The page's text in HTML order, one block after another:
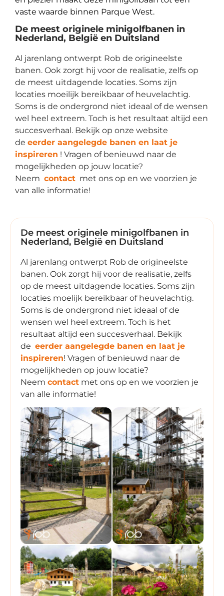
vaste waarde binnen Parque West.
De meest originele minigolfbanen in
Nederland, België en Duitsland
Al jarenlang ontwerpt Rob de origineelste
banen. Ook zorgt hij voor de realisatie, zelfs op
de meest uitdagende locaties. Soms zijn
locaties moeilijk bereikbaar of heuvelachtig.
Soms is de ondergrond niet ideaal of de wensen
wel heel extreem. Toch is het resultaat altijd een
succesverhaal. Bekijk op onze website
de eerder aangelegde banen en laat je
inspireren ! Vragen of benieuwd naar de
mogelijkheden op jouw locatie?
Neem contact met ons op en we voorzien je
van alle informatie!
De meest originele minigolfbanen in
Nederland, België en Duitsland
Al jarenlang ontwerpt Rob de origineelste
banen. Ook zorgt hij voor de realisatie, zelfs
op de meest uitdagende locaties. Soms zijn
locaties moelijk bereikbaar of heuvelachtig.
Soms is de ondergrond niet ideaal of de
wensen wel heel extreem. Toch is het
resultaat altijd een succesverhaal. Bekijk
de eerder aangelegde banen en laat je
inspireren! Vragen of benieuwd naar de
mogelijkheden op jouw locatie?
Neem contact met ons op en we voorzien je
van alle informatie!